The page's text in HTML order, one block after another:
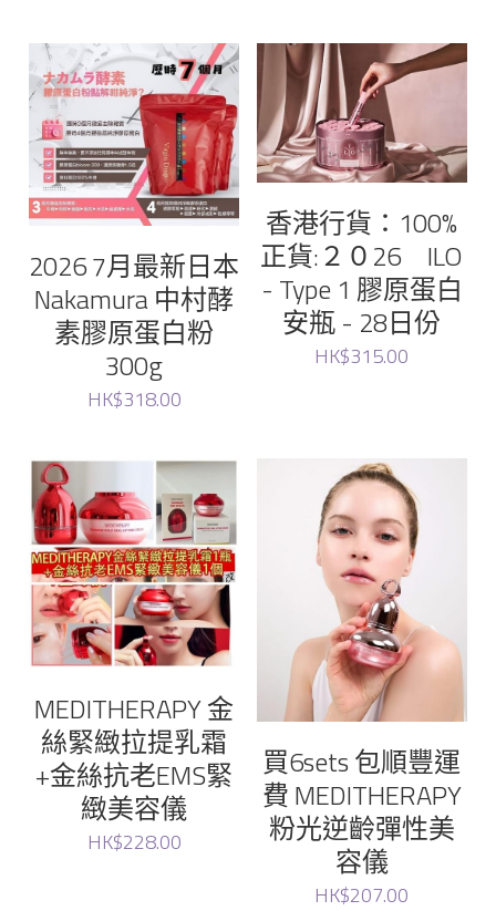
2026 7月最新日本
Nakamura 中村酵
素膠原蛋白粉
300g
HK$318.00
香港行貨：100%
正貨:２０26 ILO
- Type 1 膠原蛋白
安瓶 - 28日份
HK$315.00
MEDITHERAPY 金
絲緊緻拉提乳霜
+金絲抗老EMS緊
緻美容儀
HK$228.00
買6sets 包順豐運
費 MEDITHERAPY
粉光逆齡彈性美
容儀
HK$207.00